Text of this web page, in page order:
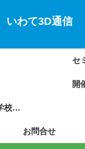
いわて3D通信
セ
開
いわて3D活用企業・学校の紹介
お問合せ